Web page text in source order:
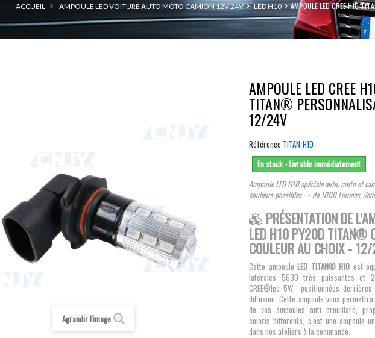
ACCUEIL AMPOULE LED VOITURE AUTO MOTO CAMION 12V 24V LED H10 AMPOULE LED CREE H10
Agrandir l'image
AMPOULE LED CREE
TITAN®
12/24V
Référence TITAN-H10
En stock - Livrable immédiatement
Ampoule LED H10 spéciale auto, moto et
couleurs possibles - + de 1000 Lumens.
PRÉSENTATION DE
LED H10 PY20D TITAN®
COULEUR AU CHOIX -
Cette ampoule LED TITAN® H10 est
latérales 5630 très puissantes et
CREE®led 5W positionnées
diffusion. Cette ampoule vous
de vos ampoules anti brouillard,
coloris différents, c'est une ampoule
dans nos ateliers à la commande.